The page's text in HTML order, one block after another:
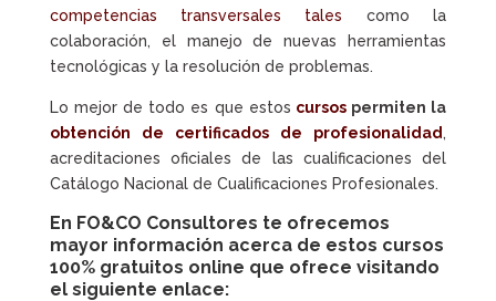
competencias transversales tales como la
colaboración, el manejo de nuevas herramientas
tecnológicas y la resolución de problemas.
Lo mejor de todo es que estos cursospermiten la
obtención de certificados de profesionalidad,
acreditaciones oficiales de las cualificaciones del
Catálogo Nacional de Cualificaciones Profesionales.
En FO&CO Consultores te ofrecemos
mayor información acerca de estos cursos
100% gratuitos online que ofrece visitando
el siguiente enlace: